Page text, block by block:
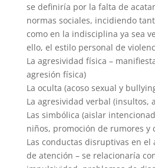
se definiría por la falta de
normas sociales, incidiendo
como en la indisciplina ya sea
ello, el estilo personal de
La agresividad física –
agresión física)
La oculta (acoso sexual y
La agresividad verbal (insultos,
Las simbólica (aislar
niños, promoción de rumores y
Las conductas disruptivas en el
de atención – se relacionaría